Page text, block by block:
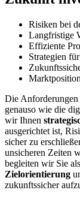
Risiken bei
Langfristige
Effiziente
Strategien
Die Anforderungen
genauso wie die
wir Ihnen
ausgerichtet ist,
sicher zu
unsicheren Zeiten
begleiten wir Sie
Zielorientierung
zukunftssicher